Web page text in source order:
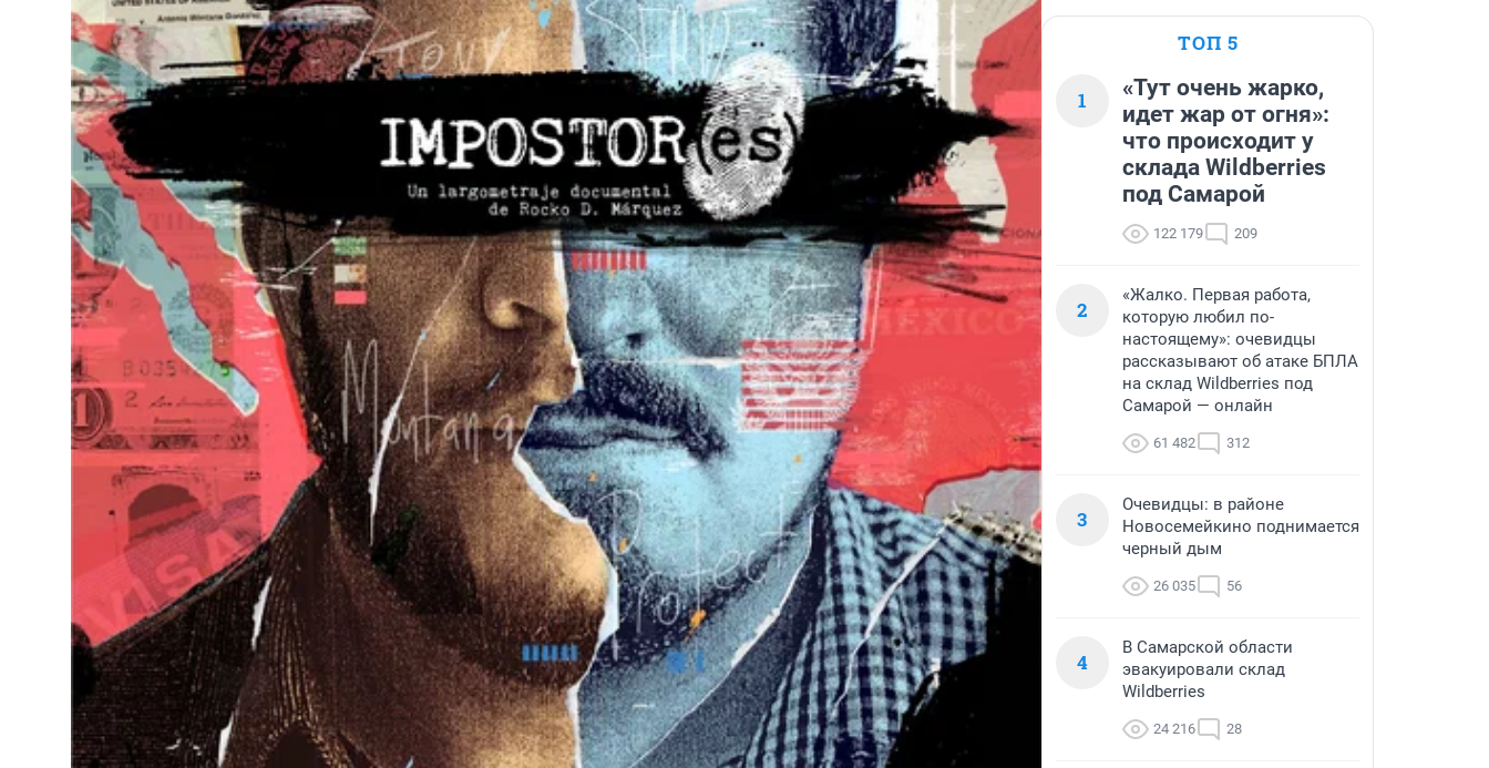
ТОП 5
1
«Тут очень жарко,
идет жар от огня»:
что происходит у
склада Wildberries
под Самарой
122 179 209
2
«Жалко. Первая работа,
которую любил по-
настоящему»: очевидцы
рассказывают об атаке БПЛА
на склад Wildberries под
Самарой — онлайн
61 482 312
3
Очевидцы: в районе
Новосемейкино поднимается
черный дым
26 035 56
4
В Самарской области
эвакуировали склад
Wildberries
24 216 28